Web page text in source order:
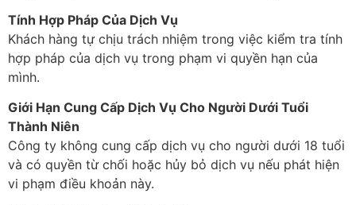
Tính Hợp Pháp Của Dịch Vụ
Khách hàng tự chịu trách nhiệm trong việc kiểm tra tính
hợp pháp của dịch vụ trong phạm vi quyền hạn của
mình.
Giới Hạn Cung Cấp Dịch Vụ Cho Người Dưới Tuổi
Thành Niên
Công ty không cung cấp dịch vụ cho người dưới 18 tuổi
và có quyền từ chối hoặc hủy bỏ dịch vụ nếu phát hiện
vi phạm điều khoản này.